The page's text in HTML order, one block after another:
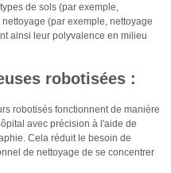
de sols (par exemple,
(par exemple, nettoyage
ainsi leur polyvalence en milieu
robotisées :
robotisés fonctionnent de manière
avec précision à l'aide de
Cela réduit le besoin de
de nettoyage de se concentrer